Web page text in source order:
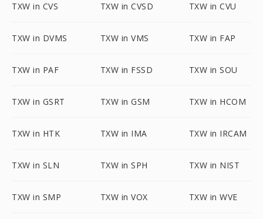
TXW in CVS TXW in CVSD TXW in CVU
TXW in DVMS TXW in VMS TXW in FAP
TXW in PAF TXW in FSSD TXW in SOU
TXW in GSRT TXW in GSM TXW in HCOM
TXW in HTK TXW in IMA TXW in IRCAM
TXW in SLN TXW in SPH TXW in NIST
TXW in SMP TXW in VOX TXW in WVE